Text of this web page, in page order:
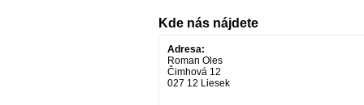
Kde nás nájdete
Adresa:
Roman Oles
Čimhová 12
027 12 Liesek